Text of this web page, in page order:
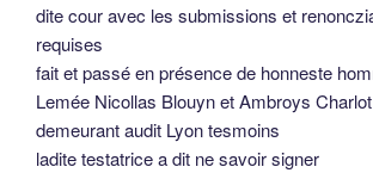
dite cour avec les submissions et
requises
fait et passé en présence de honneste
Lemée Nicollas Blouyn et Ambroys
demeurant audit Lyon tesmoins
ladite testatrice a dit ne savoir signer